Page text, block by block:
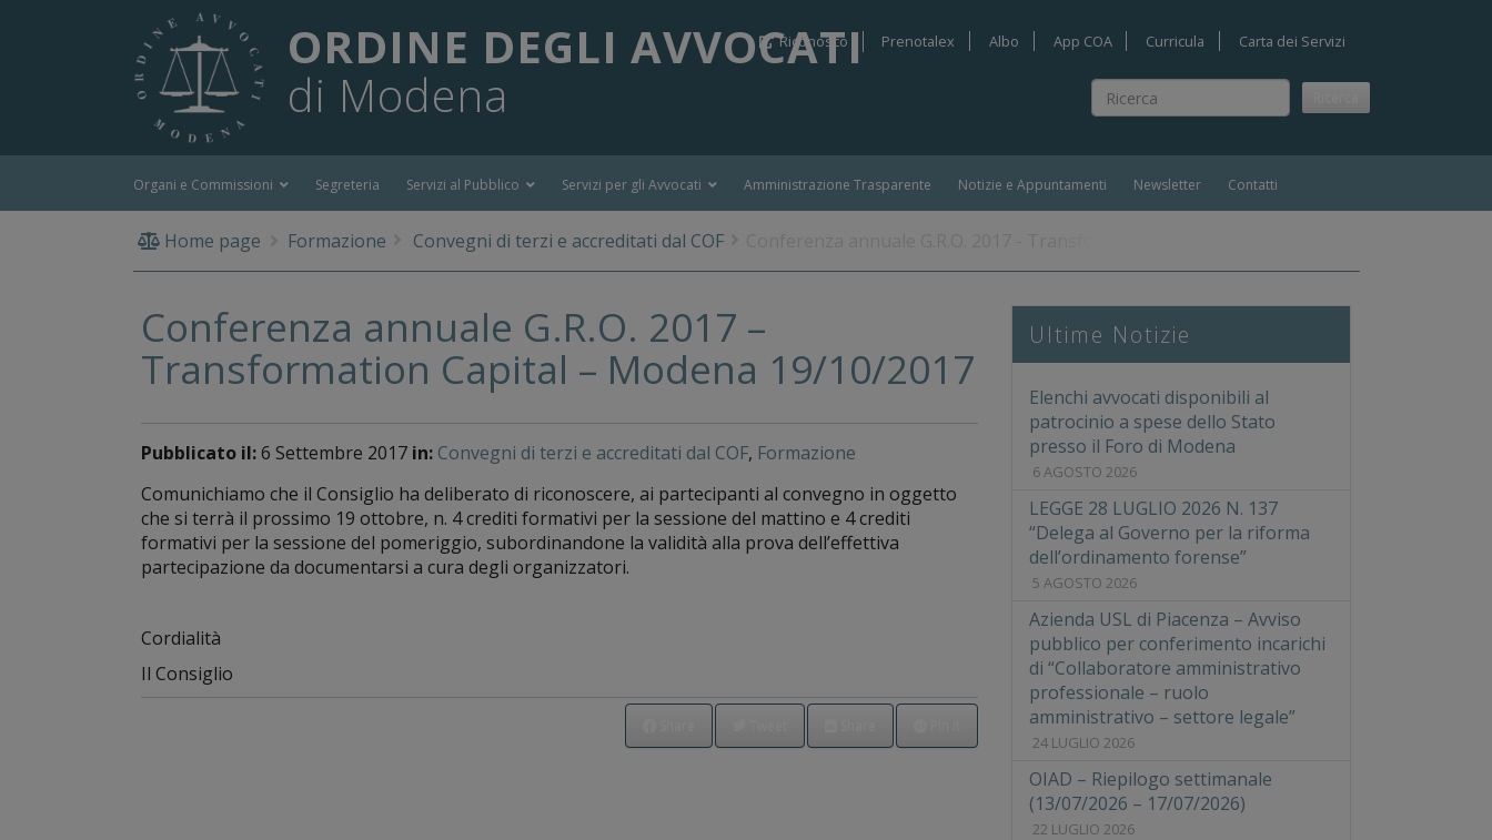
ORDINE DEGLI AVVOCATI
di Modena
Ricerca
Riconosco Prenotalex Albo App COA Curricula Carta dei Servizi
Organi e Commissioni Segreteria Servizi al Pubblico Servizi per gli Avvocati Amministrazione Trasparente Notizie e Appuntamenti Newsletter Contatti
Home page Formazione Convegni di terzi e accreditati dal COF
Conferenza annuale G.R.O. 2017 –
Transformation Capital – Modena 19/10/2017
Pubblicato il:6 Settembre 2017 in: Convegni di terzi e accreditati dal COF, Formazione
Comunichiamo che il Consiglio ha deliberato di riconoscere, ai partecipanti al convegno in oggetto
che si terrà il prossimo 19 ottobre, n. 4 crediti formativi per la sessione del mattino e 4 crediti
formativi per la sessione del pomeriggio, subordinandone la validità alla prova dell’effettiva
partecipazione da documentarsi a cura degli organizzatori.
Cordialità
Il Consiglio
Ultime Notizie
Elenchi avvocati disponibili al
patrocinio a spese dello Stato
presso il Foro di Modena
6 AGOSTO 2026
LEGGE 28 LUGLIO 2026 N. 137
“Delega al Governo per la riforma
dell’ordinamento forense”
5 AGOSTO 2026
Azienda USL di Piacenza – Avviso
pubblico per conferimento incarichi
di “Collaboratore amministrativo
professionale – ruolo
amministrativo – settore legale”
24 LUGLIO 2026
OIAD – Riepilogo settimanale
(13/07/2026 – 17/07/2026)
22 LUGLIO 2026